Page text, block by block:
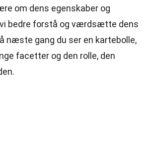
om dens egenskaber og
vi bedre forstå og værdsætte dens
næste gang du ser en kartebolle,
facetter og den rolle, den